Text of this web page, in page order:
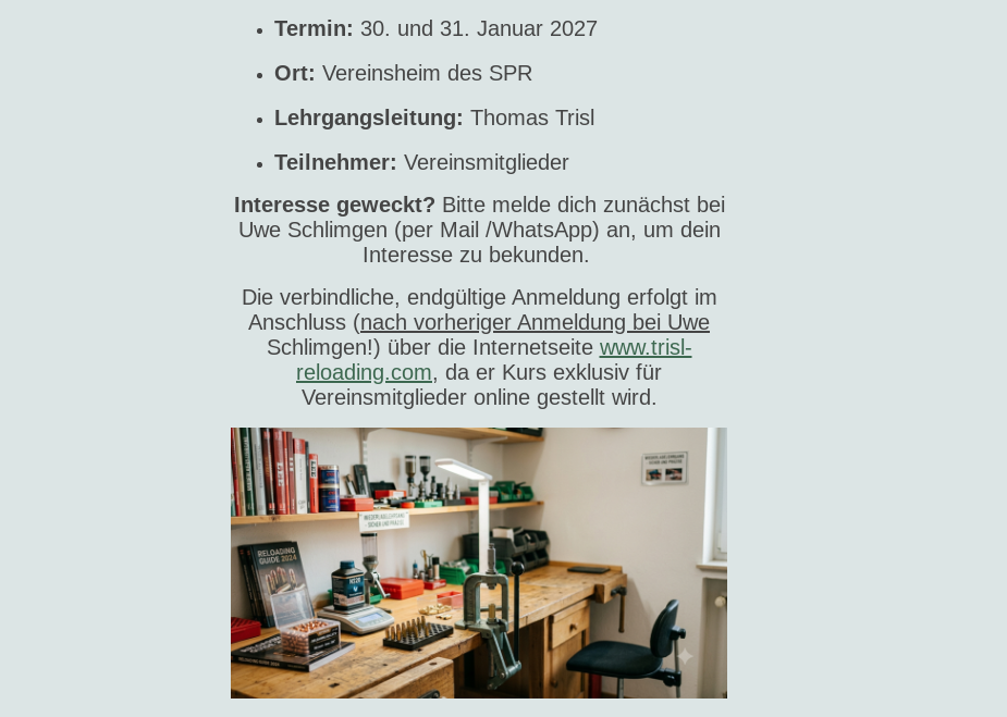
Termin: 30. und 31. Januar 2027
Ort: Vereinsheim des SPR
Lehrgangsleitung: Thomas Trisl
Teilnehmer: Vereinsmitglieder
Interesse geweckt? Bitte melde dich zunächst bei
Uwe Schlimgen (per Mail /WhatsApp) an, um dein
Interesse zu bekunden.
Die verbindliche, endgültige Anmeldung erfolgt im
Anschluss (nach vorheriger Anmeldung bei Uwe
Schlimgen!) über die Internetseite www.trisl-
reloading.com, da er Kurs exklusiv für
Vereinsmitglieder online gestellt wird.